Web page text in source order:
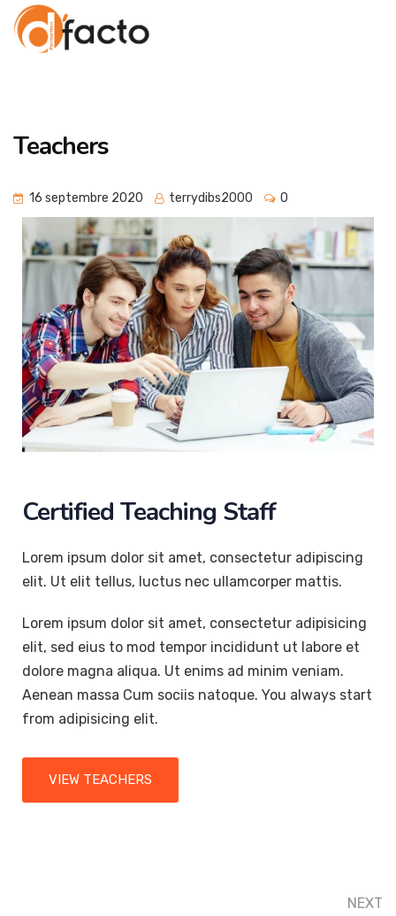
Teachers
16 septembre 2020 terrydibs2000 0
Certified Teaching Staff
Lorem ipsum dolor sit amet, consectetur adipiscing
elit. Ut elit tellus, luctus nec ullamcorper mattis.
Lorem ipsum dolor sit amet, consectetur adipisicing
elit, sed eius to mod tempor incididunt ut labore et
dolore magna aliqua. Ut enims ad minim veniam.
Aenean massa Cum sociis natoque. You always start
from adipisicing elit.
VIEW TEACHERS
NEXT